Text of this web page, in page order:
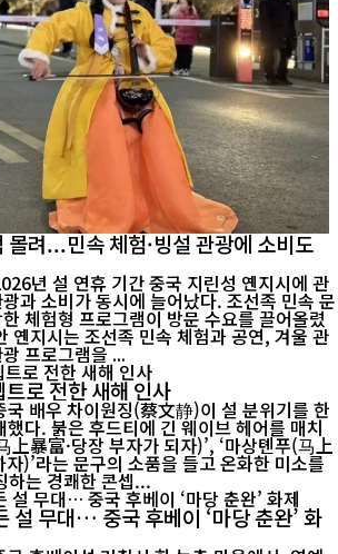
몰려...민속 체험·빙설 관광에 소비도
년 설 연휴 기간 중국 지린성 옌지시에 관
과 소비가 동시에 늘어났다. 조선족 민속 문
체험형 프로그램이 방문 수요를 끌어올렸
프로그램을 ...
로 전한 새해 인사
배우 차이원징(蔡文静)이 설 분위기를 한
다. 붉은 후드티에 긴 웨이브 헤어를 매치
上暴富·당장 부자가 되자)’, ‘마상톈푸(马上
)’라는 문구의 소품을 들고 온화한 미소를
하는 경쾌한 콘셉...
설 무대… 중국 후베이 ‘마당 춘완’ 화